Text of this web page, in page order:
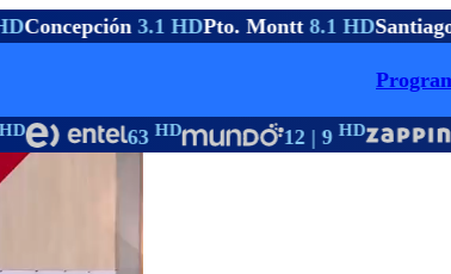
Concepción3.1 HDPto. Montt8.1 HDSantiago
63HD 12 | 9HD